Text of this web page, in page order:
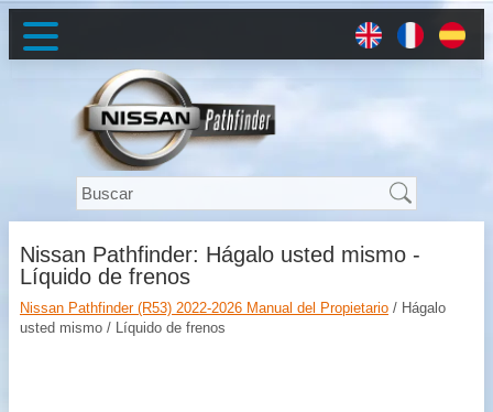
Nissan Pathfinder: Hágalo usted mismo -
Líquido de frenos
Nissan Pathfinder (R53) 2022-2026 Manual del Propietario / Hágalo
usted mismo / Líquido de frenos